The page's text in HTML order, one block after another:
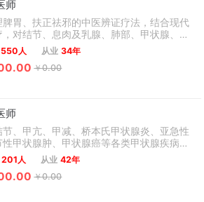
师
胃、扶正祛邪的中医辨证疗法，结合现代
对结节、息肉及乳腺、肺部、甲状腺、胃
颈、卵巢、子宫内膜等部位良恶性肿瘤相
疗经验。针对不同阶段肿瘤患者，在规范
医药辅助调理，助力减少肿瘤复发转移风
起到减毒增效、改善患者体质的作用。在
糖尿病及并发症、失眠乏力、多囊卵巢综合
经闭经、白带异常等疑难病症方面，也有
深受无数患者的一致好评。
550人 从业 34年
￥0.00
师
、甲亢、甲减、桥本氏甲状腺炎、亚急性
甲状腺肿、甲状腺癌等各类甲状腺疾病，
囊肿、乳腺肿块、乳腺结节等乳腺疾病。
201人 从业 42年
￥0.00